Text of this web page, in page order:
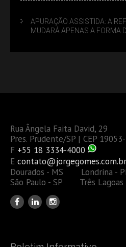
APURAÇÃO ASSISTIDA: A
MUDARÁ APENAS A FORMA
Rua Ângela Faita David, 29
Pres. Prudente/SP | CEP
F +55 18 3334-4000
E contato@jorgegomes.com.br
Dourados - MS Londrina -
São Paulo - SP Três Lagoas